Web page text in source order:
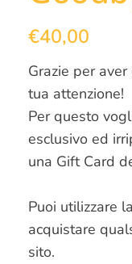
€40,00
Grazie per
tua attenzione!
Per questo
esclusivo ed
una Gift Card
Puoi utilizzare
acquistare
sito.